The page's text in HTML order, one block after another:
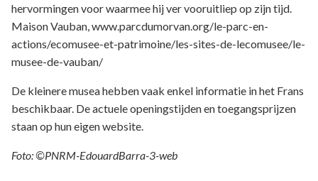
hervormingen voor waarmee hij ver vooruitliep op zijn tijd.
Maison Vauban, www.parcdumorvan.org/le-parc-en-
actions/ecomusee-et-patrimoine/les-sites-de-lecomusee/le-
musee-de-vauban/
De kleinere musea hebben vaak enkel informatie in het Frans
beschikbaar. De actuele openingstijden en toegangsprijzen
staan op hun eigen website.
Foto: ©PNRM-EdouardBarra-3-web